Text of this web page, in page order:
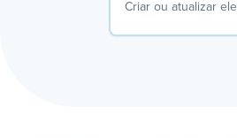
Criar ou atualizar